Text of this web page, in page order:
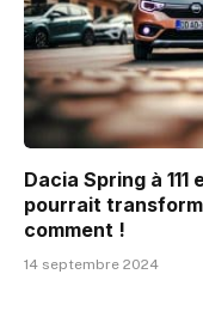
Dacia Spring à
pourrait
comment !
14 septembre 2024